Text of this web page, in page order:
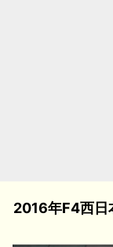
2016年F4西日